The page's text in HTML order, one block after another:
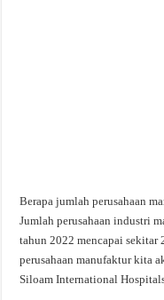
Berapa jumlah perusahaan
Jumlah perusahaan industri
tahun 2022 mencapai sekitar
perusahaan manufaktur kita
Siloam International